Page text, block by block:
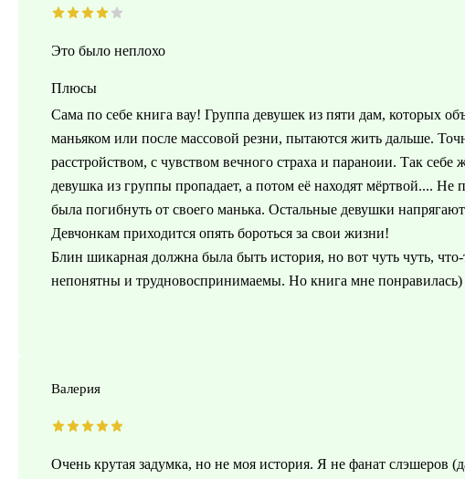
Это было неплохо
Плюсы
Сама по себе книга вау! Группа девушек из пяти дам, которых
маньяком или после массовой резни, пытаются жить дальше.
расстройством, с чувством вечного страха и параноии. Так
девушка из группы пропадает, а потом её находят мёртвой....
была погибнуть от своего манька. Остальные девушки
Девчонкам приходится опять бороться за свои жизни!
Блин шикарная должна была быть история, но вот чуть чуть,
непонятны и трудновоспринимаемы. Но книга мне понравилась)
Валерия
Очень крутая задумка, но не моя история. Я не фанат